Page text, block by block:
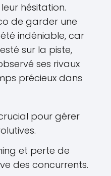
hésitation.
de garder une
indéniable, car
sur la piste,
ses rivaux
précieux dans
pour gérer
et perte de
des concurrents.